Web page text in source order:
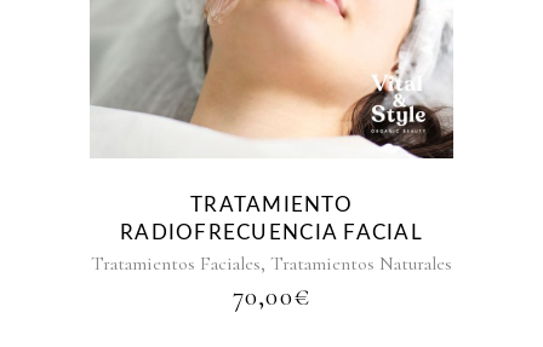
TRATAMIENTO
RADIOFRECUENCIA FACIAL
Tratamientos Faciales, Tratamientos Naturales
70,00€